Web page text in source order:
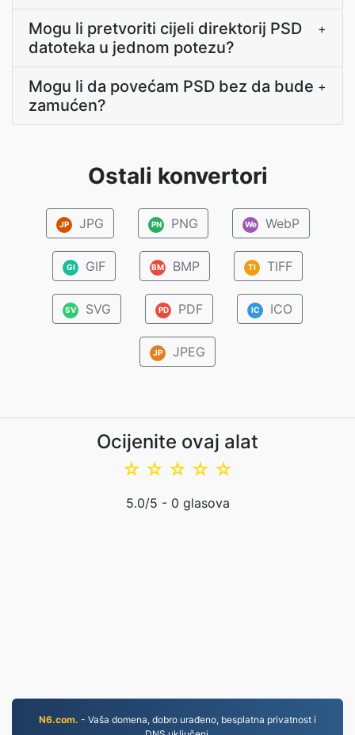
Mogu li pretvoriti cijeli direktorij PSD
datoteka u jednom potezu?
+
Mogu li da povećam PSD bez da bude
zamućen?
+
Ostali konvertori
JP JPG PN PNG We WebP
GI GIF BM BMP TI TIFF
SV SVG PD PDF IC ICO
JP JPEG
Ocijenite ovaj alat
☆
☆
☆
☆
☆
5.0/5 - 0 glasova
N6.com. - Vaša domena, dobro urađeno, besplatna privatnost i